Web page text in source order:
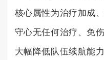
核心属性为治疗加成
守心无任何治疗、免
大幅降低队伍续航能